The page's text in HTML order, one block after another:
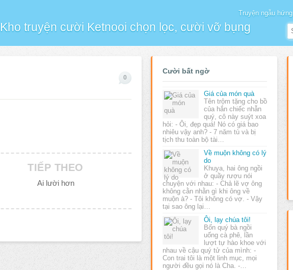
Kho truyện cười Ketnooi chọn lọc, cười vỡ bụng
Truyện ngẫu hứng
0
TIẾP THEO
Ai lười hơn
Cười bất ngờ
Giá của món quà
Tên trộm tặng cho bồ
của hắn chiếc nhẫn
quý, cô này suýt xoa
hỏi: - Ôi, đẹp quá! Nó có giá bao
nhiêu vậy anh? - 7 năm tù và bị
tịch thu toàn bộ tài…
Về muộn không có lý
do
Khuya, hai ông ngồi
ở quầy rượu nói
chuyện với nhau: - Chả lẽ vợ ông
không cằn nhằn gì khi ông về
muộn à? - Tôi không có vợ. - Vậy
tại sao ông lại…
Ôi, lạy chúa tôi!
Bốn quý bà ngồi
uống cà phê, lần
lượt tự hào khoe với
nhau về cậu quý tử của mình: -
Con trai tôi là một linh mục, mọi
người đều gọi nó là Cha. -…